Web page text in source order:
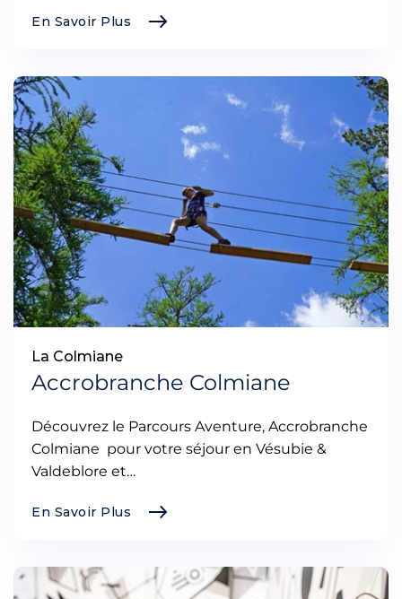
En Savoir Plus
La Colmiane
Accrobranche Colmiane
Découvrez le Parcours Aventure, Accrobranche
Colmiane pour votre séjour en Vésubie &
Valdeblore et…
En Savoir Plus